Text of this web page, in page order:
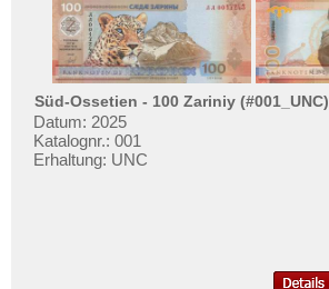
geht oder beschädigt wird.
Absolute Zuverlässigkeit:sowohl in
puncto Service als auch in der Qualität
unserer Banknoten
Möchten Sie Banknoten
verkaufen?
Amerika
Asien
Oman
Pakistan
Philippinen
Portugiesisch Indien
Saudi Arabien
Süd-Ossetien - 100 Zariniy (#001_UNC)
Datum: 2025
Katalognr.: 001
Erhaltung: UNC